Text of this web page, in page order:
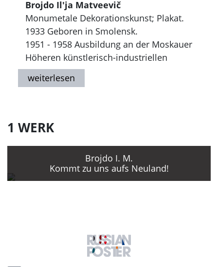
Brojdo Il'ja Matveevič
Monumetale Dekorationskunst; Plakat.
1933 Geboren in Smolensk.
1951 - 1958 Ausbildung an der Moskauer
Höheren künstlerisch-industriellen
Stroganov-Lehranstalt bei S. V.
Gerasimov und G. I. Opryško.
v.a. in und bei Moskau.
Seit 1997 Staatliche Auszeichnungen.
1 WERK
Brojdo I. M.
Kommt zu uns aufs Neuland!